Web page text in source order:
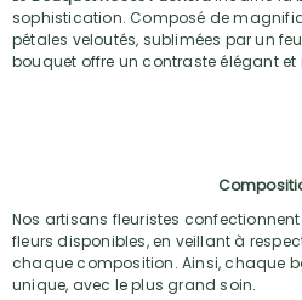
sophistication. Composé de
pétales veloutés, sublimées par un
bouquet offre un contraste élégant et
Nos artisans fleuristes
fleurs disponibles, en veillant à
chaque composition. Ainsi, chaque
unique, avec le plus grand soin.